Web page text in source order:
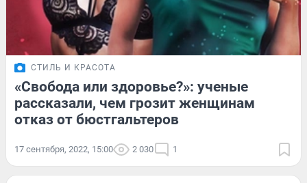
СТИЛЬ И КРАСОТА
«Свобода или здоровье?»: ученые
рассказали, чем грозит женщинам
отказ от бюстгальтеров
17 сентября, 2022, 15:00 2 030 1